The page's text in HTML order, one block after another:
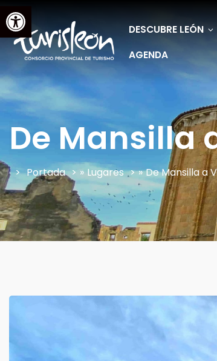
DESCUBRE LEÓN
AGENDA
De Mansilla
Portada » Lugares » De Mansilla a
Abrir barra de